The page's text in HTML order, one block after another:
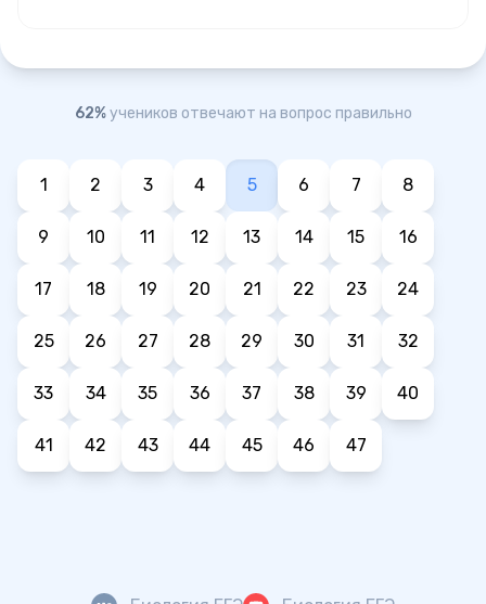
62%учеников отвечают на вопрос правильно
1 2 3 4 5 6 7 8
9 10 11 12 13 14 15 16
17 18 19 20 21 22 23 24
25 26 27 28 29 30 31 32
33 34 35 36 37 38 39 40
41 42 43 44 45 46 47